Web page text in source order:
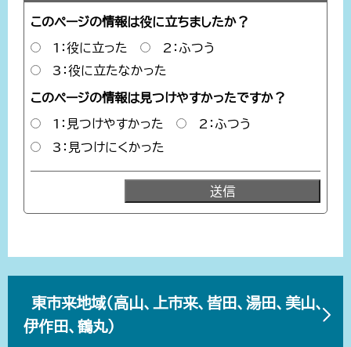
このページの情報は役に立ちましたか？
1：役に立った
2：ふつう
3：役に立たなかった
このページの情報は見つけやすかったですか？
1：見つけやすかった
2：ふつう
3：見つけにくかった
東市来地域（高山、上市来、皆田、湯田、美山、
伊作田、鶴丸）